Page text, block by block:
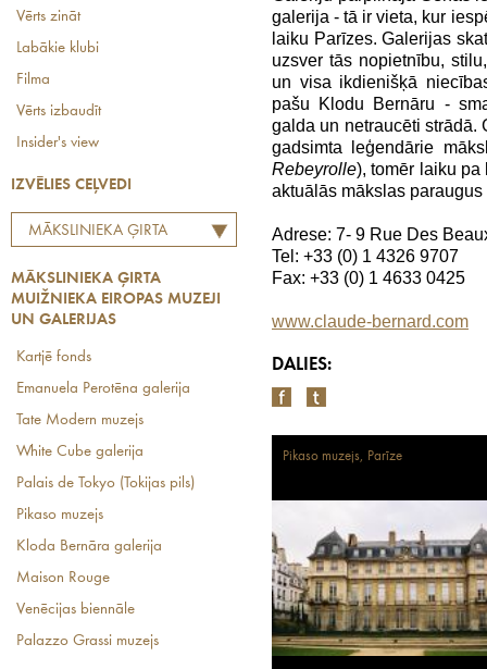
Vērts zināt
Labākie klubi
Filma
Vērts izbaudīt
Insider's view
IZVĒLIES CEĻVEDI
MĀKSLINIEKA ĢIRTA
MUZEJI UN GALERIJAS
MĀKSLINIEKA ĢIRTA
MUIŽNIEKA EIROPAS MUZEJI
UN GALERIJAS
Kartjē fonds
Emanuela Perotēna galerija
Tate Modern muzejs
White Cube galerija
Palais de Tokyo (Tokijas pils)
Pikaso muzejs
Kloda Bernāra galerija
Maison Rouge
Venēcijas biennāle
Palazzo Grassi muzejs
galerija - tā ir vieta, kur
laiku Parīzes. Galerijas
uzsver tās nopietnību,
un visa ikdienišķā
pašu Klodu Bernāru -
galda un netraucēti strādā.
gadsimta leģendārie
Rebeyrolle), tomēr laiku
aktuālās mākslas
Adrese: 7- 9 Rue Des
Tel: +33 (0) 1 4326 9707
Fax: +33 (0) 1 4633 0425
www.claude-bernard.com
DALIES:
Pikaso muzejs, Parīze